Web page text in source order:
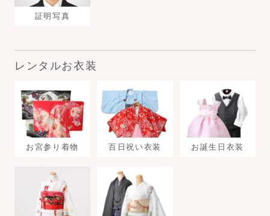
証明写真
レンタルお衣装
お宮参り着物 百日祝い衣装 お誕生日衣装